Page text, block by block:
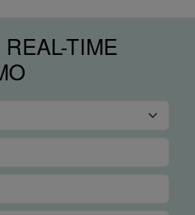
TIME